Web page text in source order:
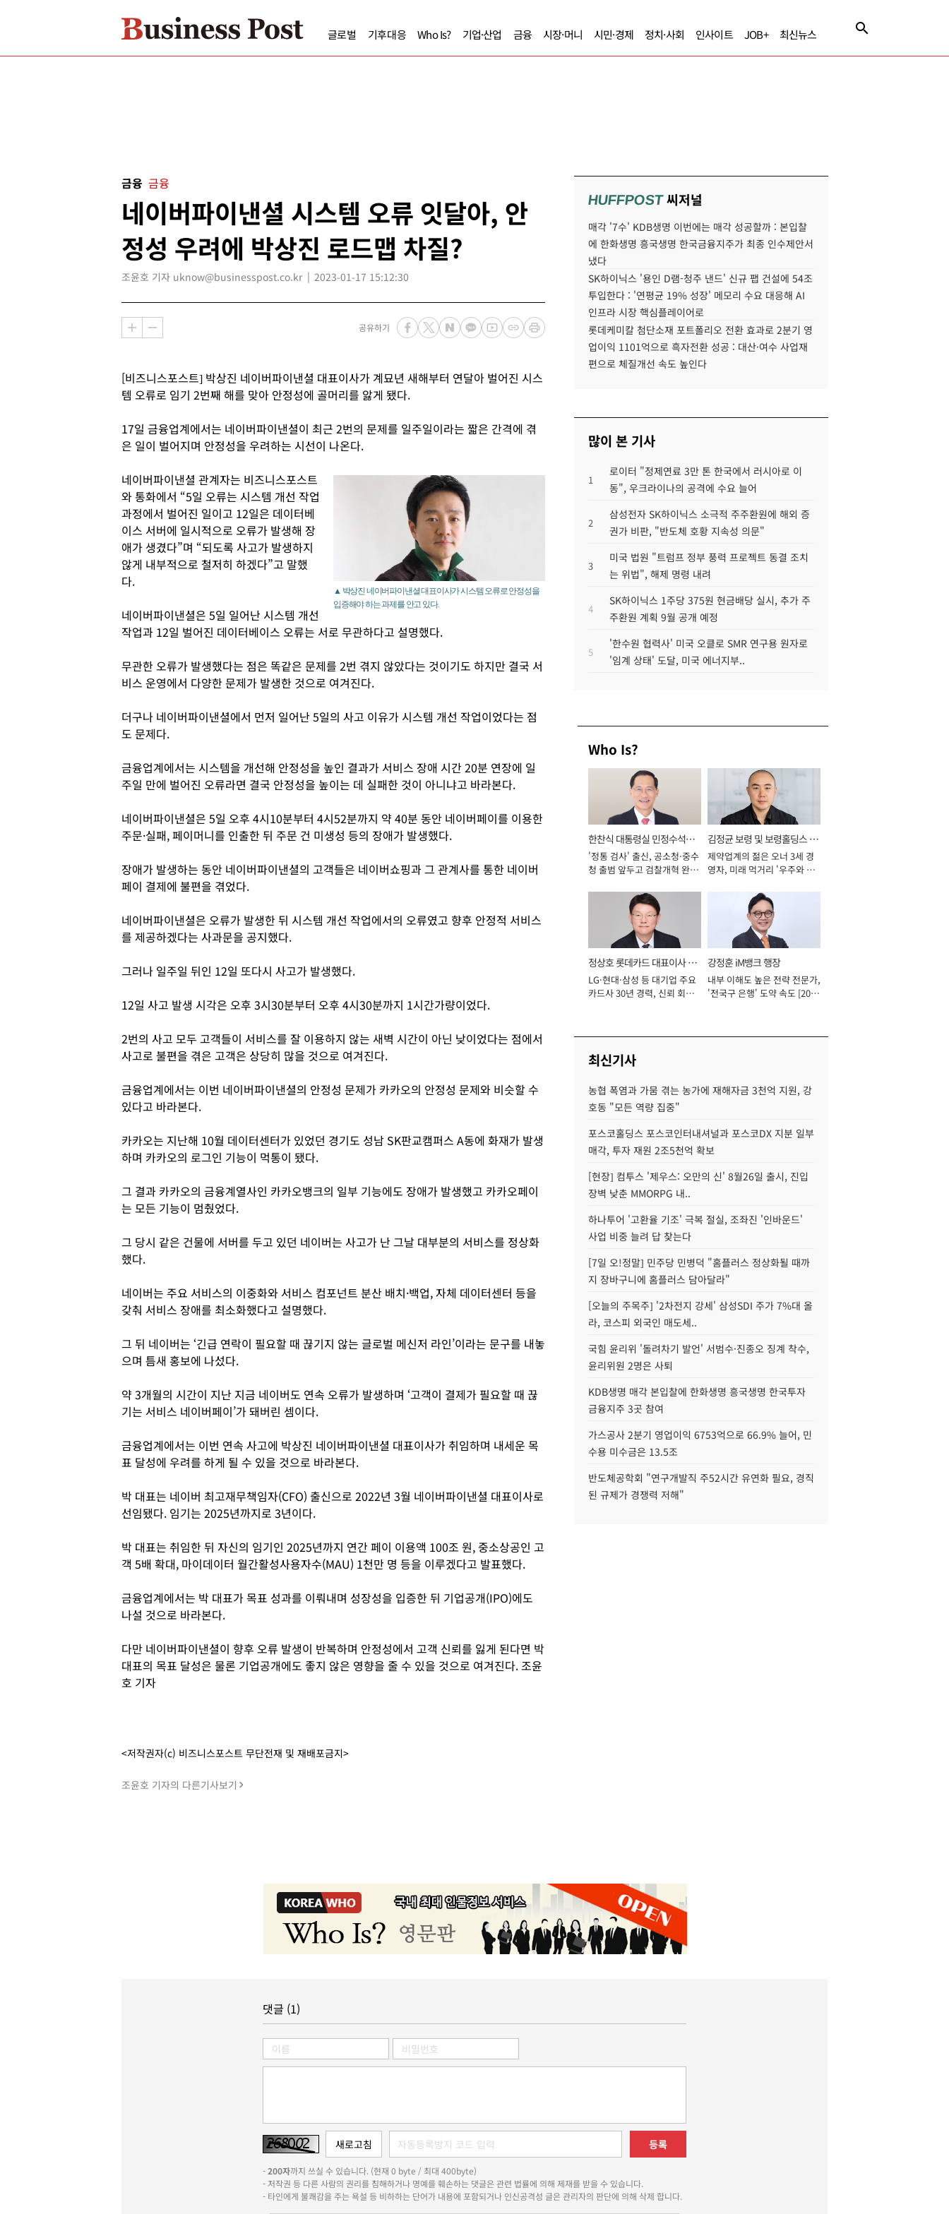
글로벌 기후대응 Who Is? 기업·산업 금융 시장·머니 시민·경제 정치·사회 인사이트 JOB+ 최신뉴스
금융 금융
네이버파이낸셜 시스템 오류 잇달아, 안
정성 우려에 박상진 로드맵 차질?
조윤호 기자 uknow@businesspost.co.kr 2023-01-17 15:12:30
공유하기
[비즈니스포스트] 박상진 네이버파이낸셜 대표이사가 계묘년 새해부터 연달아 벌어진 시스
템 오류로 임기 2번째 해를 맞아 안정성에 골머리를 앓게 됐다.
17일 금융업계에서는 네이버파이낸셜이 최근 2번의 문제를 일주일이라는 짧은 간격에 겪
은 일이 벌어지며 안정성을 우려하는 시선이 나온다.
▲ 박상진 네이버파이낸셜 대표이사가 시스템 오류로 안정성을
입증해야 하는 과제를 안고 있다.
네이버파이낸셜 관계자는 비즈니스포스트
와 통화에서 “5일 오류는 시스템 개선 작업
과정에서 벌어진 일이고 12일은 데이터베
이스 서버에 일시적으로 오류가 발생해 장
애가 생겼다”며 “되도록 사고가 발생하지
않게 내부적으로 철저히 하겠다”고 말했
다.
네이버파이낸셜은 5일 일어난 시스템 개선
작업과 12일 벌어진 데이터베이스 오류는 서로 무관하다고 설명했다.
무관한 오류가 발생했다는 점은 똑같은 문제를 2번 겪지 않았다는 것이기도 하지만 결국 서
비스 운영에서 다양한 문제가 발생한 것으로 여겨진다.
더구나 네이버파이낸셜에서 먼저 일어난 5일의 사고 이유가 시스템 개선 작업이었다는 점
도 문제다.
금융업계에서는 시스템을 개선해 안정성을 높인 결과가 서비스 장애 시간 20분 연장에 일
주일 만에 벌어진 오류라면 결국 안정성을 높이는 데 실패한 것이 아니냐고 바라본다.
네이버파이낸셜은 5일 오후 4시10분부터 4시52분까지 약 40분 동안 네이버페이를 이용한
주문·실패, 페이머니를 인출한 뒤 주문 건 미생성 등의 장애가 발생했다.
장애가 발생하는 동안 네이버파이낸셜의 고객들은 네이버쇼핑과 그 관계사를 통한 네이버
페이 결제에 불편을 겪었다.
네이버파이낸셜은 오류가 발생한 뒤 시스템 개선 작업에서의 오류였고 향후 안정적 서비스
를 제공하겠다는 사과문을 공지했다.
그러나 일주일 뒤인 12일 또다시 사고가 발생했다.
12일 사고 발생 시각은 오후 3시30분부터 오후 4시30분까지 1시간가량이었다.
2번의 사고 모두 고객들이 서비스를 잘 이용하지 않는 새벽 시간이 아닌 낮이었다는 점에서
사고로 불편을 겪은 고객은 상당히 많을 것으로 여겨진다.
금융업계에서는 이번 네이버파이낸셜의 안정성 문제가 카카오의 안정성 문제와 비슷할 수
있다고 바라본다.
카카오는 지난해 10월 데이터센터가 있었던 경기도 성남 SK판교캠퍼스 A동에 화재가 발생
하며 카카오의 로그인 기능이 먹통이 됐다.
그 결과 카카오의 금융계열사인 카카오뱅크의 일부 기능에도 장애가 발생했고 카카오페이
는 모든 기능이 멈췄었다.
그 당시 같은 건물에 서버를 두고 있던 네이버는 사고가 난 그날 대부분의 서비스를 정상화
했다.
네이버는 주요 서비스의 이중화와 서비스 컴포넌트 분산 배치·백업, 자체 데이터센터 등을
갖춰 서비스 장애를 최소화했다고 설명했다.
그 뒤 네이버는 ‘긴급 연락이 필요할 때 끊기지 않는 글로벌 메신저 라인’이라는 문구를 내놓
으며 틈새 홍보에 나섰다.
약 3개월의 시간이 지난 지금 네이버도 연속 오류가 발생하며 ‘고객이 결제가 필요할 때 끊
기는 서비스 네이버페이’가 돼버린 셈이다.
금융업계에서는 이번 연속 사고에 박상진 네이버파이낸셜 대표이사가 취임하며 내세운 목
표 달성에 우려를 하게 될 수 있을 것으로 바라본다.
박 대표는 네이버 최고재무책임자(CFO) 출신으로 2022년 3월 네이버파이낸셜 대표이사로
선임됐다. 임기는 2025년까지로 3년이다.
박 대표는 취임한 뒤 자신의 임기인 2025년까지 연간 페이 이용액 100조 원, 중소상공인 고
객 5배 확대, 마이데이터 월간활성사용자수(MAU) 1천만 명 등을 이루겠다고 발표했다.
금융업계에서는 박 대표가 목표 성과를 이뤄내며 성장성을 입증한 뒤 기업공개(IPO)에도
나설 것으로 바라본다.
다만 네이버파이낸셜이 향후 오류 발생이 반복하며 안정성에서 고객 신뢰를 잃게 된다면 박
대표의 목표 달성은 물론 기업공개에도 좋지 않은 영향을 줄 수 있을 것으로 여겨진다. 조윤
호 기자
<저작권자(c) 비즈니스포스트 무단전재 및 재배포금지>
조윤호 기자의 다른기사보기
HUFFPOST씨저널
매각 '7수' KDB생명 이번에는 매각 성공할까 : 본입찰
에 한화생명 흥국생명 한국금융지주가 최종 인수제안서
냈다
SK하이닉스 '용인 D램-청주 낸드' 신규 팹 건설에 54조
투입한다 : '연평균 19% 성장' 메모리 수요 대응해 AI
인프라 시장 핵심플레이어로
롯데케미칼 첨단소재 포트폴리오 전환 효과로 2분기 영
업이익 1101억으로 흑자전환 성공 : 대산·여수 사업재
편으로 체질개선 속도 높인다
많이 본 기사
1
로이터 "정제연료 3만 톤 한국에서 러시아로 이
동", 우크라이나의 공격에 수요 늘어
2
삼성전자 SK하이닉스 소극적 주주환원에 해외 증
권가 비판, "반도체 호황 지속성 의문"
3
미국 법원 "트럼프 정부 풍력 프로젝트 동결 조치
는 위법", 해제 명령 내려
4
SK하이닉스 1주당 375원 현금배당 실시, 추가 주
주환원 계획 9월 공개 예정
5
'한수원 협력사' 미국 오클로 SMR 연구용 원자로
'임계 상태' 도달, 미국 에너지부..
Who Is?
한찬식 대통령실 민정수석비
서관
'정통 검사' 출신, 공소청·중수
청 출범 앞두고 검찰개혁 완수
김정균 보령 및 보령홀딩스 대
표이사 사장
제약업계의 젊은 오너 3세 경
영자, 미래 먹거리 '우주와 헬
정상호 롯데카드 대표이사 사
장
LG·현대·삼성 등 대기업 주요
카드사 30년 경력, 신뢰 회복
강정훈 iM뱅크 행장
내부 이해도 높은 전략 전문가,
'전국구 은행' 도약 속도 [2026
최신기사
농협 폭염과 가뭄 겪는 농가에 재해자금 3천억 지원, 강
호동 "모든 역량 집중"
포스코홀딩스 포스코인터내셔널과 포스코DX 지분 일부
매각, 투자 재원 2조5천억 확보
[현장] 컴투스 '제우스: 오만의 신' 8월26일 출시, 진입
장벽 낮춘 MMORPG 내..
하나투어 '고환율 기조' 극복 절실, 조좌진 '인바운드'
사업 비중 늘려 답 찾는다
[7일 오!정말] 민주당 민병덕 "홈플러스 정상화될 때까
지 장바구니에 홈플러스 담아달라"
[오늘의 주목주] '2차전지 강세' 삼성SDI 주가 7%대 올
라, 코스피 외국인 매도세..
국힘 윤리위 '돌려차기 발언' 서범수·진종오 징계 착수,
윤리위원 2명은 사퇴
KDB생명 매각 본입찰에 한화생명 흥국생명 한국투자
금융지주 3곳 참여
가스공사 2분기 영업이익 6753억으로 66.9% 늘어, 민
수용 미수금은 13.5조
반도체공학회 "연구개발직 주52시간 유연화 필요, 경직
된 규제가 경쟁력 저해"
댓글 (1)
등록
-200자까지 쓰실 수 있습니다. (현재 0 byte / 최대 400byte)
- 저작권 등 다른 사람의 권리를 침해하거나 명예를 훼손하는 댓글은 관련 법률에 의해 제재를 받을 수 있습니다.
- 타인에게 불쾌감을 주는 욕설 등 비하하는 단어가 내용에 포함되거나 인신공격성 글은 관리자의 판단에 의해 삭제 합니다.